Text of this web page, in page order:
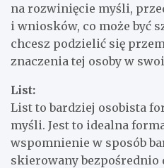
na rozwinięcie myśli,
i wniosków, co może być
chcesz podzielić się
znaczenia tej osoby w
List:
List to bardziej osobista
myśli. Jest to idealna
wspomnienie w sposób
skierowany bezpośrednio